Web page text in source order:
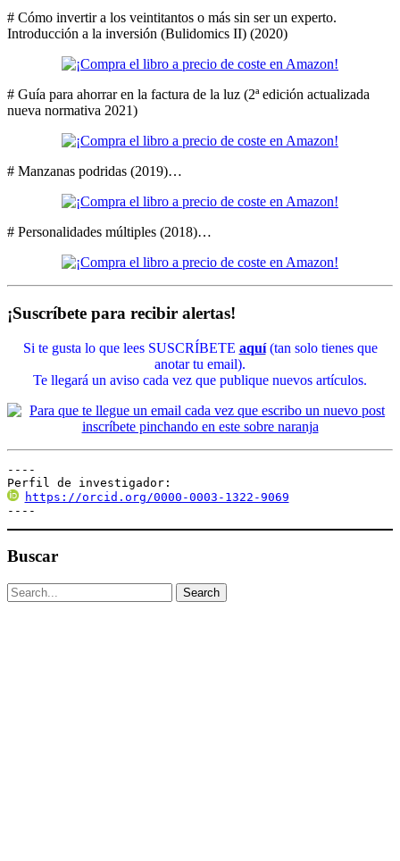
# Cómo invertir a los veintitantos o más sin ser un experto.
Introducción a la inversión (Bulidomics II) (2020)
# Guía para ahorrar en la factura de la luz (2ª edición actualizada
nueva normativa 2021)
# Manzanas podridas (2019)…
# Personalidades múltiples (2018)…
¡Suscríbete para recibir alertas!
Si te gusta lo que lees SUSCRÍBETE aquí(tan solo tienes que
anotar tu email).
Te llegará un aviso cada vez que publique nuevos artículos.
----
Perfil de investigador:
https://orcid.org/0000-0003-1322-9069
----
Buscar